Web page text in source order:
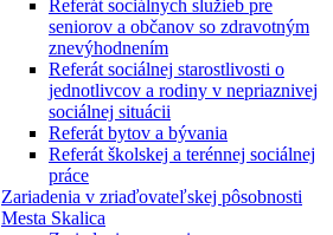
Referát sociálnych služieb pre
seniorov a občanov so zdravotným
znevýhodnením
Referát sociálnej starostlivosti o
jednotlivcov a rodiny v nepriaznivej
sociálnej situácii
Referát bytov a bývania
Referát školskej a terénnej sociálnej
práce
Zariadenia v zriaďovateľskej pôsobnosti
Mesta Skalica